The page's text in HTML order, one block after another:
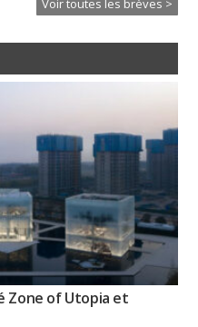
Voir toutes les brèves >
Zone of Utopia et